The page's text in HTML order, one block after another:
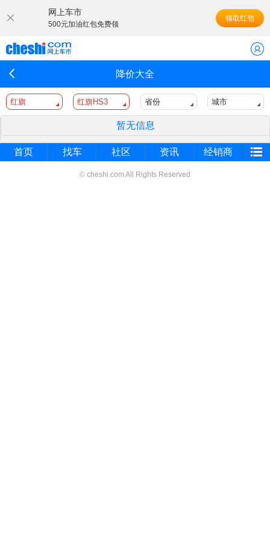
网上车市
500元加油红包免费领
领取红包
降价大全
红旗 红旗HS3 省份 城市
暂无信息
首页 找车 社区 资讯 经销商
© cheshi.com All Rights Reserved